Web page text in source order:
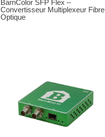
BarnColor SFP Flex –
Convertisseur Multiplexeur Fibre
Optique